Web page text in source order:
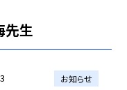
先生
お知らせ